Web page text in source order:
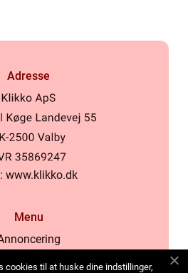
Adresse
www.klikko.dk
Menu
cookies til at huske dine indstillinger,